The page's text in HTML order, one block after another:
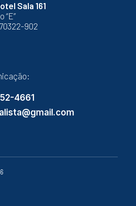
Sala 161
“E”
902
4661